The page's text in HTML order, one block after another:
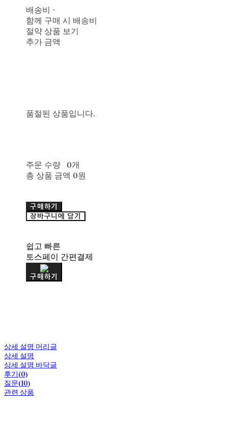
배송비 -
함께 구매 시 배송비
절약 상품 보기
추가 금액
품절된 상품입니다.
주문 수량
0개
총 상품 금액 0원
구매하기
장바구니에 담기
쉽고 빠른
토스페이 간편결제
구매하기
상세 설명 머리글
상세 설명
상세 설명 바닥글
후기(0)
질문(10)
관련 상품